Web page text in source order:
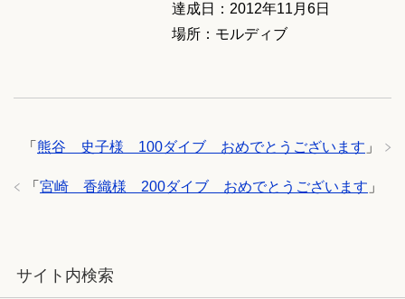
達成日：2012年11月6日
場所：モルディブ
「 熊谷 史子様 100ダイブ おめでとうございます 」
「 宮崎 香織様 200ダイブ おめでとうございます 」
サイト内検索